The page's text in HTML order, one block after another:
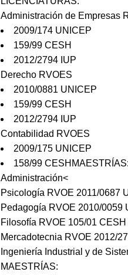
Administración de Empresas
2009/174 UNICEP
159/99 CESH
2012/2794 IUP
Derecho RVOES
2010/0881 UNICEP
159/99 CESH
2012/2794 IUP
Contabilidad RVOES
2009/175 UNICEP
158/99 CESHMAESTRÍAS:
Administración<
Psicología RVOE 2011/0687
Pedagogía RVOE 2010/0059
Filosofía RVOE 105/01 CESH
Mercadotecnia RVOE 2012/
Ingeniería Industrial y de
MAESTRÍAS: